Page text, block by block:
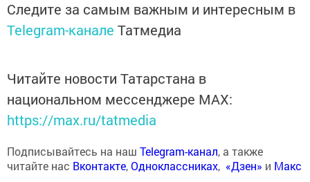
Следите за самым важным и интересным в
Telegram-канале Татмедиа
Читайте новости Татарстана в
национальном мессенджере MАХ:
https://max.ru/tatmedia
Подписывайтесь на наш Telegram-канал, а также
читайте нас Вконтакте,Одноклассниках, «Дзен» и Макс